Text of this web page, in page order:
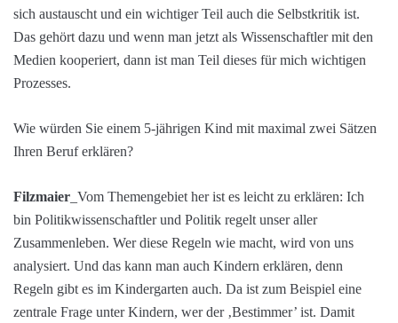
sich austauscht und ein wichtiger Teil auch die Selbstkritik ist.
Das gehört dazu und wenn man jetzt als Wissenschaftler mit den
Medien kooperiert, dann ist man Teil dieses für mich wichtigen
Prozesses.
Wie würden Sie einem 5-jährigen Kind mit maximal zwei Sätzen
Ihren Beruf erklären?
Filzmaier _Vom Themengebiet her ist es leicht zu erklären: Ich
bin Politikwissenschaftler und Politik regelt unser aller
Zusammenleben. Wer diese Regeln wie macht, wird von uns
analysiert. Und das kann man auch Kindern erklären, denn
Regeln gibt es im Kindergarten auch. Da ist zum Beispiel eine
zentrale Frage unter Kindern, wer der ‚Bestimmer’ ist. Damit